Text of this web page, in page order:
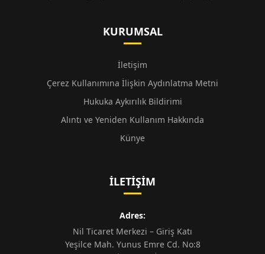
KURUMSAL
İletişim
Çerez Kullanımına İlişkin Aydınlatma Metni
Hukuka Aykırılık Bildirimi
Alıntı ve Yeniden Kullanım Hakkında
Künye
İLETIŞIM
Adres:
Nil Ticaret Merkezi – Giriş Katı
Yeşilce Mah. Yunus Emre Cd. No:8